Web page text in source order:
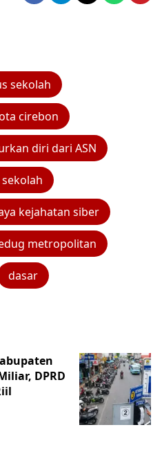
sekolah
cirebon
diri dari ASN
kejahatan siber
metropolitan
dasar
DPRD